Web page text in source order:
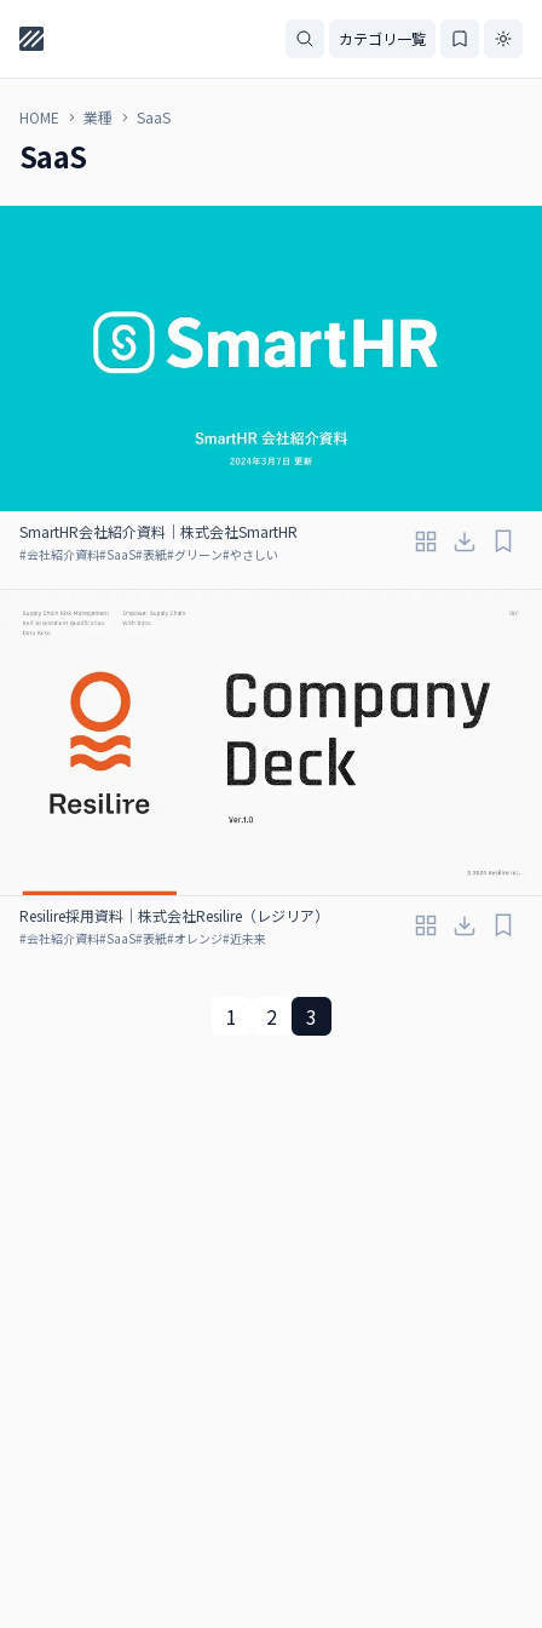
カテゴリ一覧
HOME 業種 SaaS
SaaS
SmartHR会社紹介資料｜株式会社SmartHR
#会社紹介資料#SaaS#表紙#グリーン#やさしい
Resilire採用資料｜株式会社Resilire（レジリア）
#会社紹介資料#SaaS#表紙#オレンジ#近未来
1 2 3